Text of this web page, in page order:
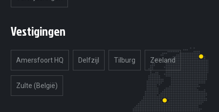
Vestigingen
Amersfoort HQ Delfzijl Tilburg Zeeland
Zulte (België)